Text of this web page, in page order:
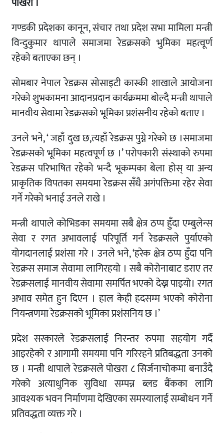
गण्डकी प्रदेशका कानून, संचार तथा प्रदेश सभा मामिला मन्त्री
विन्दुकुमार थापाले समाजमा रेडक्रसको भुमिका महत्वूर्ण
रहेको बताएका छन् ।
सोमबार नेपाल रेडक्रस सोसाइटी कास्की शाखाले आयोजना
गरेको शुभकामना आदानप्रदान कार्यक्रममा बोल्दै मन्त्री थापाले
मानवीय सेवामा रेडक्रसको भूमिका प्रशंसनीय रहेको बताए ।
उनले भने, ‘ जहाँ दुख छ,त्यहाँ रेडक्रस पुग्ने गरेको छ ।समाजमा
रेडक्रसको भूमिका महत्वपूर्ण छ ।’ परोपकारी संस्थाको रुपमा
रेडक्रस परिभाषित रहेको भन्दै भूकम्पका बेला होस् या अन्य
प्राकृतिक विपतका समयमा रेडक्रस सँधै अगंपक्तिमा रहेर सेवा
गर्ने गरेको भनाई उनले राखे ।
मन्त्री थापाले कोभिडका समयमा सबै क्षेत्र ठप्प हुँदा एम्बुलेन्स
सेवा र रगत अभावलाई परिपूर्ति गर्न रेडक्रसले पुर्याएको
योगदानलाई प्रशंसा गरे । उनले भने, ‘हरेक क्षेत्र ठप्प हुँदा पनि
रेडक्रस समाज सेवामा लागिरहयो । सबै कोरोनाबाट डराए तर
रेडक्रसलाई मानवीय सेवामा समर्पित भएको देख्न पाइयो। रगत
अभाव समेत हुन दिएन । हाल केही हदसम्म भएको कोरोना
नियन्त्रणमा रेडक्रसको भूमिका प्रशंसनिय छ ।’
प्रदेश सरकारले रेडक्रसलाई निरन्तर रुपमा सहयोग गर्दै
आइरहेको र आगामी समयमा पनि गरिरहने प्रतिबद्धता उनको
छ । मन्त्री थापाले रेडक्रसले पोखरा ८ सिर्जनाचोकमा बनाउँदै
गरेको अत्याधुनिक सुविधा सम्पन्न ब्लड बैंकका लागि
आवश्यक भवन निर्माणमा देखिएका समस्यालाई सम्बोधन गर्ने
प्रतिवद्धता व्यक्त गरे ।